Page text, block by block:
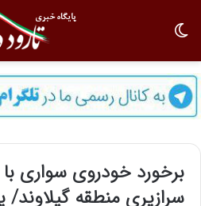
برخورد خودروی سواری
سرازیری منطقه